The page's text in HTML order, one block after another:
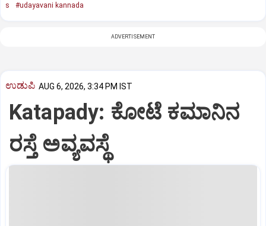
s
#udayavani kannada
ADVERTISEMENT
ಉಡುಪಿ AUG 6, 2026, 3:34 PM IST
Katapady: ಕೋಟೆ ಕಮಾನಿನ
ರಸ್ತೆ ಅವ್ಯವಸ್ಥೆ